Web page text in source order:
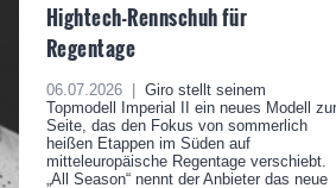
Hightech-Rennschuh für
Regentage
06.07.2026 |
Giro stellt seinem
Topmodell Imperial II ein neues Modell zur
Seite, das den Fokus von sommerlich
heißen Etappen im Süden auf
mitteleuropäische Regentage verschiebt.
„All Season“ nennt der Anbieter das neue